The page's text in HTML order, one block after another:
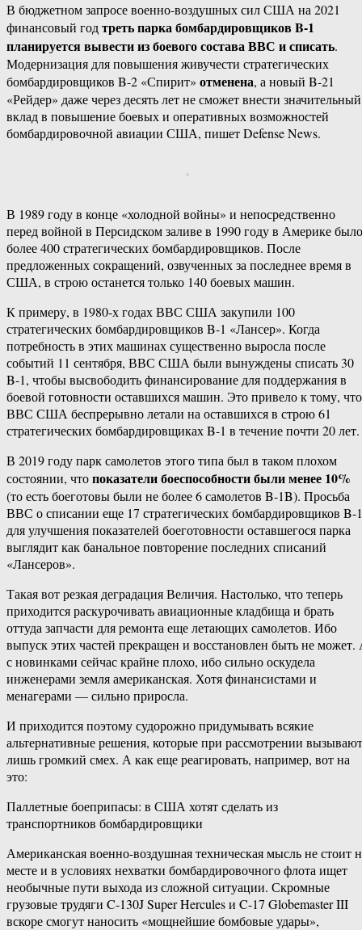
В бюджетном запросе военно-воздушных сил США на 2021
финансовый годтреть парка бомбардировщиков B-1
планируется вывести из боевого состава ВВС и списать.
Модернизация для повышения живучести стратегических
бомбардировщиков B-2 «Спирит» отменена, а новый B-21
«Рейдер» даже через десять лет не сможет внести значительный
вклад в повышение боевых и оперативных возможностей
бомбардировочной авиации США, пишет Defense News.
В 1989 году в конце «холодной войны» и непосредственно
перед войной в Персидском заливе в 1990 году в Америке было
более 400 стратегических бомбардировщиков. После
предложенных сокращений, озвученных за последнее время в
США, в строю останется только 140 боевых машин.
К примеру, в 1980-х годах ВВС США закупили 100
стратегических бомбардировщиков B-1 «Лансер». Когда
потребность в этих машинах существенно выросла после
событий 11 сентября, ВВС США были вынуждены списать 30
B-1, чтобы высвободить финансирование для поддержания в
боевой готовности оставшихся машин. Это привело к тому, что
ВВС США беспрерывно летали на оставшихся в строю 61
стратегических бомбардировщиках B-1 в течение почти 20 лет.
В 2019 году парк самолетов этого типа был в таком плохом
состоянии, чтопоказатели боеспособности были менее 10%
(то есть боеготовы были не более 6 самолетов B-1B). Просьба
ВВС о списании еще 17 стратегических бомбардировщиков B-1
для улучшения показателей боеготовности оставшегося парка
выглядит как банальное повторение последних списаний
«Лансеров».
Такая вот резкая деградация Величия. Настолько, что теперь
приходится раскурочивать авиационные кладбища и брать
оттуда запчасти для ремонта еще летающих самолетов. Ибо
выпуск этих частей прекращен и восстановлен быть не может.
с новинками сейчас крайне плохо, ибо сильно оскудела
инженерами земля американская. Хотя финансистами и
менагерами — сильно приросла.
И приходится поэтому судорожно придумывать всякие
альтернативные решения, которые при рассмотрении вызывают
лишь громкий смех. А как еще реагировать, например, вот на
это:
Паллетные боеприпасы: в США хотят сделать из
транспортников бомбардировщики
Американская военно-воздушная техническая мысль не стоит
месте и в условиях нехватки бомбардировочного флота ищет
необычные пути выхода из сложной ситуации. Скромные
грузовые трудяги C-130J Super Hercules и C-17 Globemaster III
вскоре смогут наносить «мощнейшие бомбовые удары»,